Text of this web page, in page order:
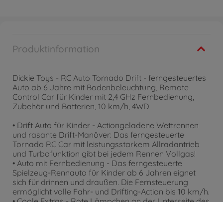
Produktinformation
Dickie Toys - RC Auto Tornado Drift - ferngesteuertes
Auto ab 6 Jahre mit Bodenbeleuchtung, Remote
Control Car für Kinder mit 2,4 GHz Fernbedienung,
Zubehör und Batterien, 10 km/h, 4WD
• Drift Auto für Kinder - Actiongeladene Wettrennen
und rasante Drift-Manöver: Das ferngesteuerte
Tornado RC Car mit leistungsstarkem Allradantrieb
und Turbofunktion gibt bei jedem Rennen Vollgas!
• Auto mit Fernbedienung - Das ferngesteuerte
Spielzeug-Rennauto für Kinder ab 6 Jahren eignet
sich für drinnen und draußen. Die Fernsteuerung
ermöglicht volle Fahr- und Drifting-Action bis 10 km/h.